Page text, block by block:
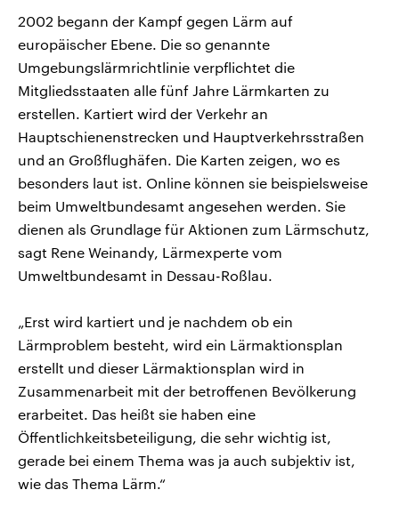
2002 begann der Kampf gegen Lärm auf
europäischer Ebene. Die so genannte
Umgebungslärmrichtlinie verpflichtet die
Mitgliedsstaaten alle fünf Jahre Lärmkarten zu
erstellen. Kartiert wird der Verkehr an
Hauptschienenstrecken und Hauptverkehrsstraßen
und an Großflughäfen. Die Karten zeigen, wo es
besonders laut ist. Online können sie beispielsweise
beim Umweltbundesamt angesehen werden. Sie
dienen als Grundlage für Aktionen zum Lärmschutz,
sagt Rene Weinandy, Lärmexperte vom
Umweltbundesamt in Dessau-Roßlau.
„Erst wird kartiert und je nachdem ob ein
Lärmproblem besteht, wird ein Lärmaktionsplan
erstellt und dieser Lärmaktionsplan wird in
Zusammenarbeit mit der betroffenen Bevölkerung
erarbeitet. Das heißt sie haben eine
Öffentlichkeitsbeteiligung, die sehr wichtig ist,
gerade bei einem Thema was ja auch subjektiv ist,
wie das Thema Lärm.“